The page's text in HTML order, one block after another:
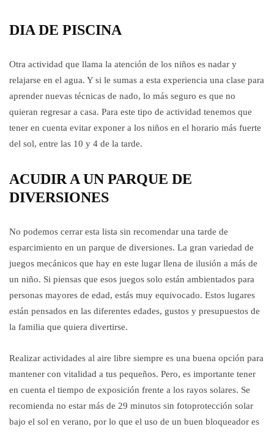
DIA DE PISCINA
Otra actividad que llama la atención de los niños es nadar y
relajarse en el agua. Y si le sumas a esta experiencia una clase para
aprender nuevas técnicas de nado, lo más seguro es que no
quieran regresar a casa. Para este tipo de actividad tenemos que
tener en cuenta evitar exponer a los niños en el horario más fuerte
del sol, entre las 10 y 4 de la tarde.
ACUDIR A UN PARQUE DE
DIVERSIONES
No podemos cerrar esta lista sin recomendar una tarde de
esparcimiento en un parque de diversiones. La gran variedad de
juegos mecánicos que hay en este lugar llena de ilusión a más de
un niño. Si piensas que esos juegos solo están ambientados para
personas mayores de edad, estás muy equivocado. Estos lugares
están pensados en las diferentes edades, gustos y presupuestos de
la familia que quiera divertirse.
Realizar actividades al aire libre siempre es una buena opción para
mantener con vitalidad a tus pequeños. Pero, es importante tener
en cuenta el tiempo de exposición frente a los rayos solares. Se
recomienda no estar más de 29 minutos sin fotoprotección solar
bajo el sol en verano, por lo que el uso de un buen bloqueador es